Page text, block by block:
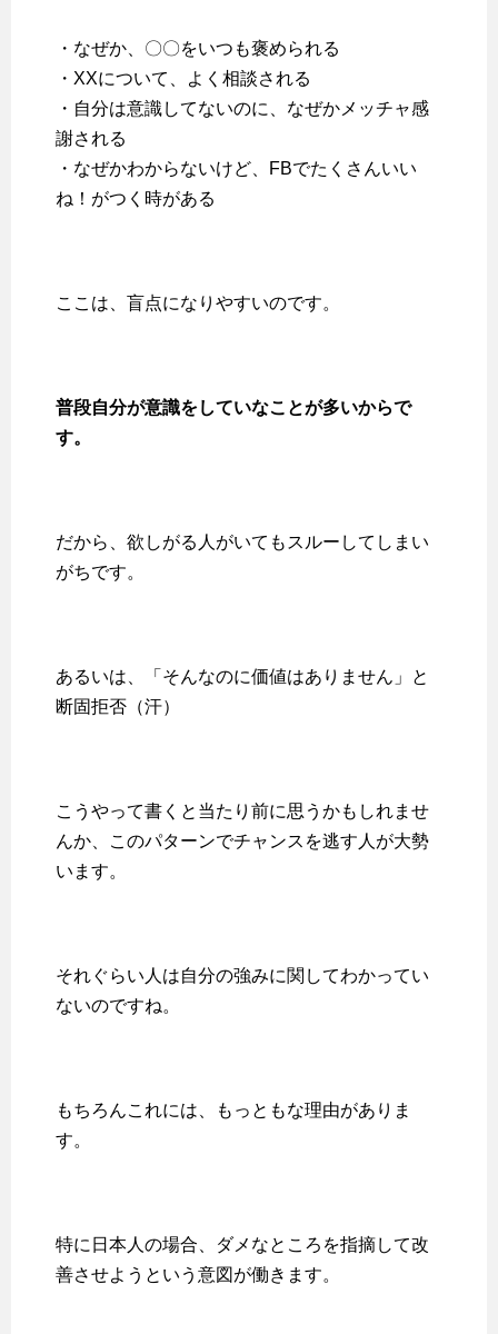
・なぜか、〇〇をいつも褒められる
・XXについて、よく相談される
・自分は意識してないのに、なぜかメッチャ感
謝される
・なぜかわからないけど、FBでたくさんいい
ね！がつく時がある
ここは、盲点になりやすいのです。
普段自分が意識をしていなことが多いからで
す。
だから、欲しがる人がいてもスルーしてしまい
がちです。
あるいは、「そんなのに価値はありません」と
断固拒否（汗）
こうやって書くと当たり前に思うかもしれませ
んか、このパターンでチャンスを逃す人が大勢
います。
それぐらい人は自分の強みに関してわかってい
ないのですね。
もちろんこれには、もっともな理由がありま
す。
特に日本人の場合、ダメなところを指摘して改
善させようという意図が働きます。